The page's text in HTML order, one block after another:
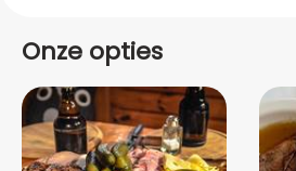
Onze opties